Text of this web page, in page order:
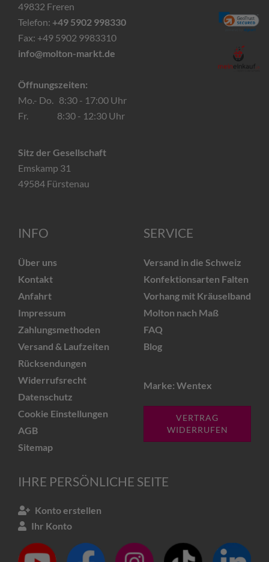
49832 Freren
Telefon: +49 5902 998330
Fax: +49 5902 9983310
info@molton-markt.de
Öffnungszeiten:
Mo.- Do. 8:30 - 17:00 Uhr
Fr. 8:30 - 12:30 Uhr
Sitz der Gesellschaft
Emskamp 31
49584 Fürstenau
INFO
Über uns
Kontakt
Anfahrt
Impressum
Zahlungsmethoden
Versand & Laufzeiten
Rücksendungen
Widerrufsrecht
Datenschutz
Cookie Einstellungen
AGB
Sitemap
SERVICE
Versand in die Schweiz
Konfektionsarten Falten
Vorhang mit Kräuselband
Molton nach Maß
FAQ
Blog
Marke: Wentex
VERTRAG
WIDERRUFEN
IHRE PERSÖNLICHE SEITE
Konto erstellen
Ihr Konto